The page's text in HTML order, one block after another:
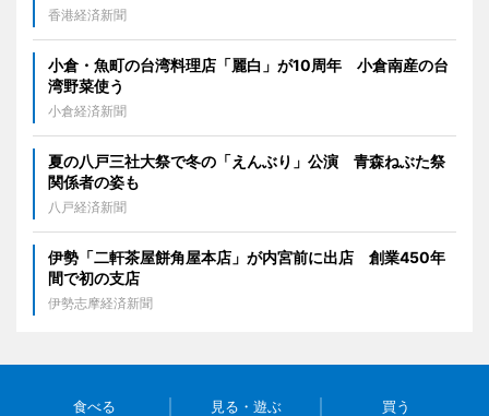
香港経済新聞
小倉・魚町の台湾料理店「麗白」が10周年 小倉南産の台
湾野菜使う
小倉経済新聞
夏の八戸三社大祭で冬の「えんぶり」公演 青森ねぶた祭
関係者の姿も
八戸経済新聞
伊勢「二軒茶屋餅角屋本店」が内宮前に出店 創業450年
間で初の支店
伊勢志摩経済新聞
食べる 見る・遊ぶ 買う